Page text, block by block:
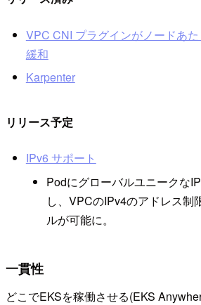
VPC CNI プラグインがノードあ
緩和
Karpenter
リリース予定
IPv6 サポート
Podにグローバルユニークな
し、VPCのIPv4のアドレス制
ルが可能に。
一貫性
どこでEKSを稼働させる(EKS